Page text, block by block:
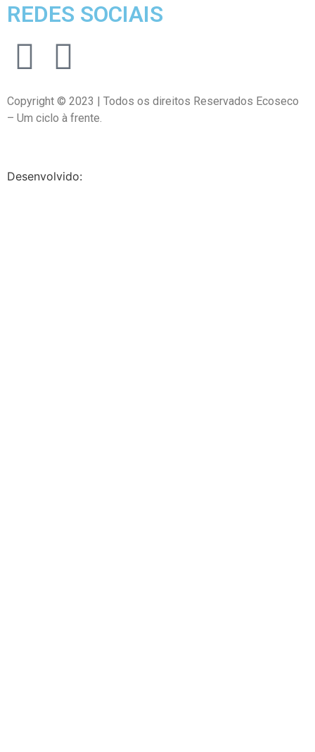
REDES SOCIAIS
Copyright © 2023 | Todos os direitos Reservados Ecoseco
– Um ciclo à frente.
Desenvolvido: